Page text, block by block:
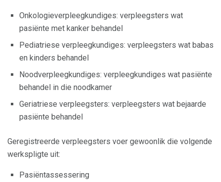
Onkologieverpleegkundiges: verpleegsters wat
pasiënte met kanker behandel
Pediatriese verpleegkundiges: verpleegsters wat babas
en kinders behandel
Noodverpleegkundiges: verpleegkundiges wat pasiënte
behandel in die noodkamer
Geriatriese verpleegsters: verpleegsters wat bejaarde
pasiënte behandel
Geregistreerde verpleegsters voer gewoonlik die volgende
werkspligte uit:
Pasiëntassessering